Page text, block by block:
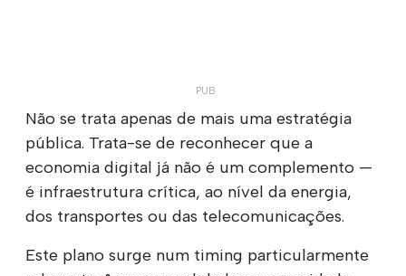
Não se trata apenas de mais uma estratégia
pública. Trata-se de reconhecer que a
economia digital já não é um complemento —
é infraestrutura crítica, ao nível da energia,
dos transportes ou das telecomunicações.
Este plano surge num timing particularmente